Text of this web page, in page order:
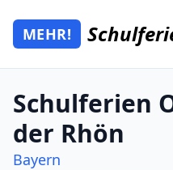
Zum Hauptinhalt springen
Mehr Schulferien
MEHR!
Schulferien
der Rhön
Bayern